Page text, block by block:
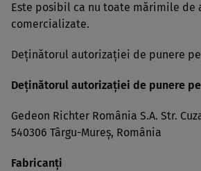
Este posibil ca nu toate mărimile de
comercializate.
Deţinătorul autorizaţiei de punere
Deţinătorul autorizaţiei de punere
Gedeon Richter România S.A. Str.
540306 Târgu-Mureş, România
Fabricanţi